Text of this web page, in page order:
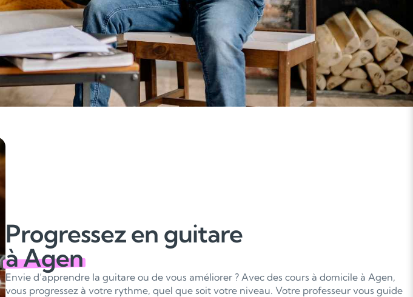
Progressez en guitare
à Agen
Envie d’apprendre la guitare ou de vous améliorer ? Avec des cours à domicile à Agen,
vous progressez à votre rythme, quel que soit votre niveau. Votre professeur vous guide